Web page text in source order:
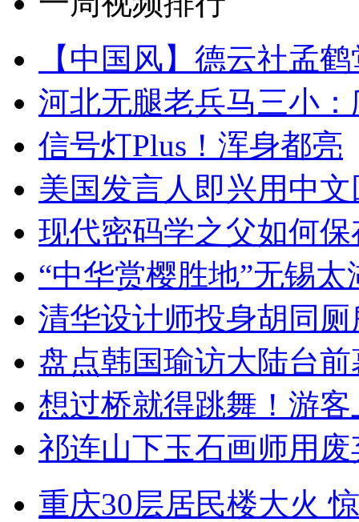
【中国风】德云社孟
河北无腿老兵马三小
信号灯Plus！浑身都亮
美国发言人即兴用中
现代密码学之父如何
“中华赏樱胜地”无锡
清华设计师投身胡同
盘点韩国瑜访大陆台
想过桥就得跳舞！游客
祁连山下玉石画师用
重庆30层居民楼大火